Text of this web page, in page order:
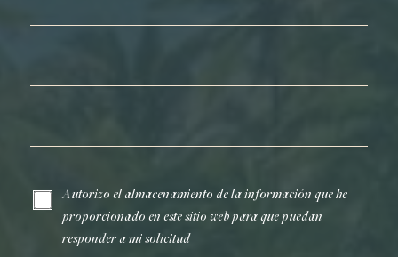
Autorizo el almacenamiento de la información que he
proporcionado en este sitio web para que puedan
responder a mi solicitud